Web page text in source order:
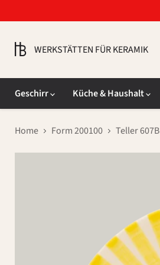
WERKSTÄTTEN FÜR KERAMIK
Geschirr
Küche & Haushalt
Home Form 200100 Teller 607B